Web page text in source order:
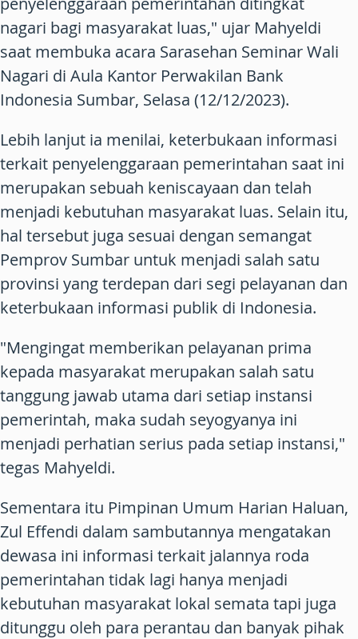
nagari bagi masyarakat luas," ujar Mahyeldi
saat membuka acara Sarasehan Seminar Wali
Nagari di Aula Kantor Perwakilan Bank
Indonesia Sumbar, Selasa (12/12/2023).
Lebih lanjut ia menilai, keterbukaan informasi
terkait penyelenggaraan pemerintahan saat ini
merupakan sebuah keniscayaan dan telah
menjadi kebutuhan masyarakat luas. Selain itu,
hal tersebut juga sesuai dengan semangat
Pemprov Sumbar untuk menjadi salah satu
provinsi yang terdepan dari segi pelayanan dan
keterbukaan informasi publik di Indonesia.
"Mengingat memberikan pelayanan prima
kepada masyarakat merupakan salah satu
tanggung jawab utama dari setiap instansi
pemerintah, maka sudah seyogyanya ini
menjadi perhatian serius pada setiap instansi,"
tegas Mahyeldi.
Sementara itu Pimpinan Umum Harian Haluan,
Zul Effendi dalam sambutannya mengatakan
dewasa ini informasi terkait jalannya roda
pemerintahan tidak lagi hanya menjadi
kebutuhan masyarakat lokal semata tapi juga
ditunggu oleh para perantau dan banyak pihak